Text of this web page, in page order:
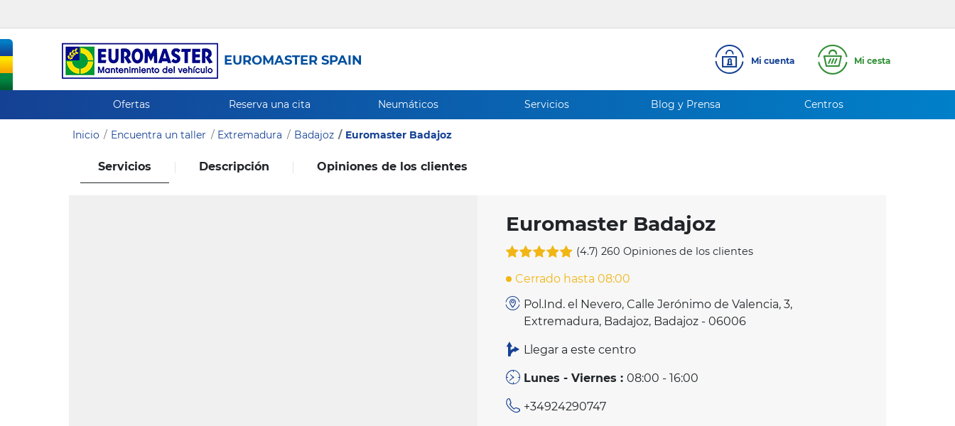
EUROMASTER SPAIN Mi cuenta Mi cesta
Ofertas Reserva una cita Neumáticos Servicios Blog y Prensa Centros
Inicio Encuentra un taller Extremadura Badajoz Euromaster Badajoz
Servicios Descripción Opiniones de los clientes
Euromaster Badajoz
(4.7) 260 Opiniones de los clientes
Cerrado hasta 08:00
Pol.Ind. el Nevero, Calle Jerónimo de Valencia, 3,
Extremadura, Badajoz, Badajoz - 06006
Llegar a este centro
Lunes - Viernes :08:00 - 16:00
+34924290747